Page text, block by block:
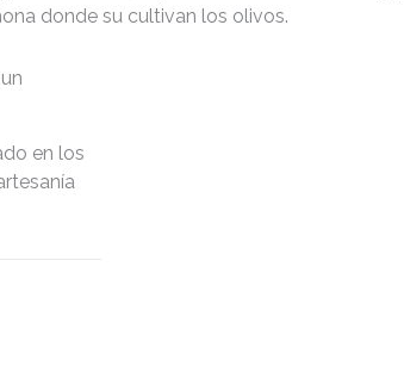
donde su cultivan los olivos.
en los